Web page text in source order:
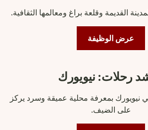
القديمة وقلعة براغ ومعالمها الثقافية.
عرض الوظيفة
رحلات: نيويورك
نيويورك بمعرفة محلية عميقة وسرد يركز
على الضيف.